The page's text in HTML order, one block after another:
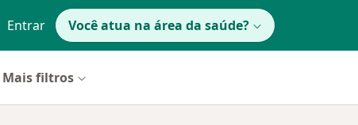
Entrar Você atua na área da saúde?
Mais filtros